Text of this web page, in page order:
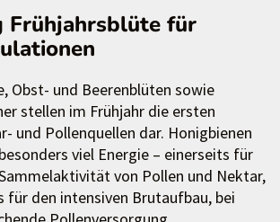
Frühjahrsblüte für
Obst- und Beerenblüten sowie
stellen im Frühjahr die ersten
und Pollenquellen dar. Honigbienen
viel Energie – einerseits für
von Pollen und Nektar,
für den intensiven Brutaufbau, bei